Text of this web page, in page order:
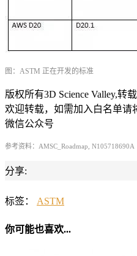
图：ASTM 正在开发的标准
版权所有3D Science Valley,转
欢迎转载，如需加入白名单请
微信公众号
参考资料： AMSC_Roadmap, N105718690A
分享:
标签： ASTM
你可能也喜欢...